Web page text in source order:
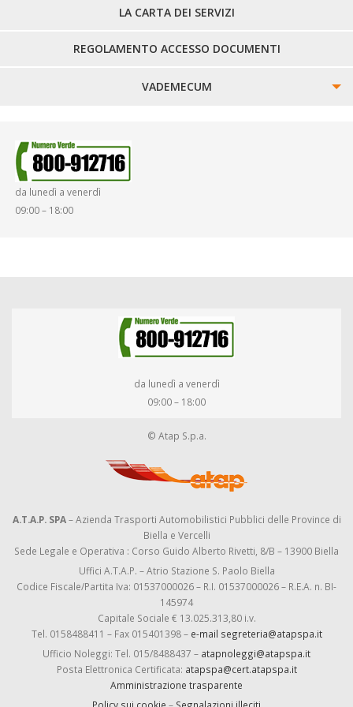
LA CARTA DEI SERVIZI
REGOLAMENTO ACCESSO DOCUMENTI
VADEMECUM
SMARRIMENTO OGGETTI
da lunedì a venerdì
09:00 – 18:00
da lunedì a venerdì
09:00 – 18:00
© Atap S.p.a.
A.T.A.P. SPA– Azienda Trasporti Automobilistici Pubblici delle Province di
Biella e Vercelli
Sede Legale e Operativa : Corso Guido Alberto Rivetti, 8/B – 13900 Biella
Uffici A.T.A.P. – Atrio Stazione S. Paolo Biella
Codice Fiscale/Partita Iva: 01537000026 – R.I. 01537000026 – R.E.A. n. BI-
145974
Capitale Sociale € 13.025.313,80 i.v.
Tel. 0158488411 – Fax 015401398 – e-mail segreteria@atapspa.it
Ufficio Noleggi: Tel. 015/8488437 – atapnoleggi@atapspa.it
Posta Elettronica Certificata: atapspa@cert.atapspa.it
Amministrazione trasparente